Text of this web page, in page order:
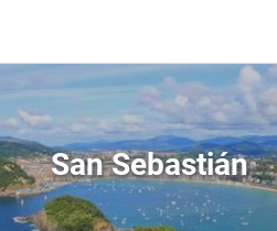
San Sebastián